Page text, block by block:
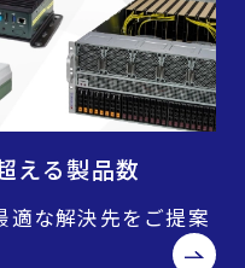
える製品数
適な解決先をご提案